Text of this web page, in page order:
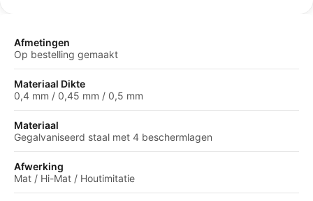
Afmetingen
Op bestelling gemaakt
Materiaal Dikte
0,4 mm / 0,45 mm / 0,5 mm
Materiaal
Gegalvaniseerd staal met 4 beschermlagen
Afwerking
Mat / Hi-Mat / Houtimitatie